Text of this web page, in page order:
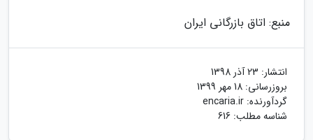
منبع: اتاق بازرگانی ایران
انتشار: 23 آذر 1398
بروزرسانی: 18 مهر 1399
گردآورنده: encaria.ir
شناسه مطلب: 616